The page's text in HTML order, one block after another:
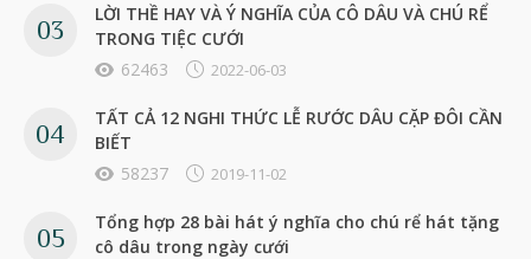
LỜI THỀ HAY VÀ Ý NGHĨA CỦA CÔ DÂU VÀ CHÚ RỂ
TRONG TIỆC CƯỚI
62463
2022-06-03
TẤT CẢ 12 NGHI THỨC LỄ RƯỚC DÂU CẶP ĐÔI CẦN
BIẾT
58237
2019-11-02
Tổng hợp 28 bài hát ý nghĩa cho chú rể hát tặng
cô dâu trong ngày cưới